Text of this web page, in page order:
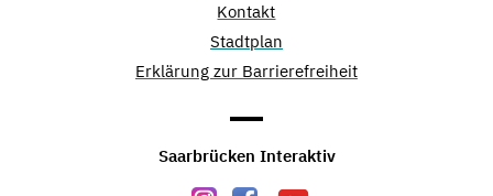
Kontakt
Stadtplan
Erklärung zur Barrierefreiheit
Saarbrücken Interaktiv